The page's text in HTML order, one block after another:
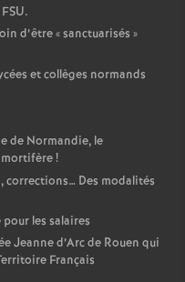
s
d’être «sanctuarisés »
et collèges normands
de Normandie, le
!
corrections… Des modalités
les salaires
Jeanne d’Arc de Rouen qui
Français